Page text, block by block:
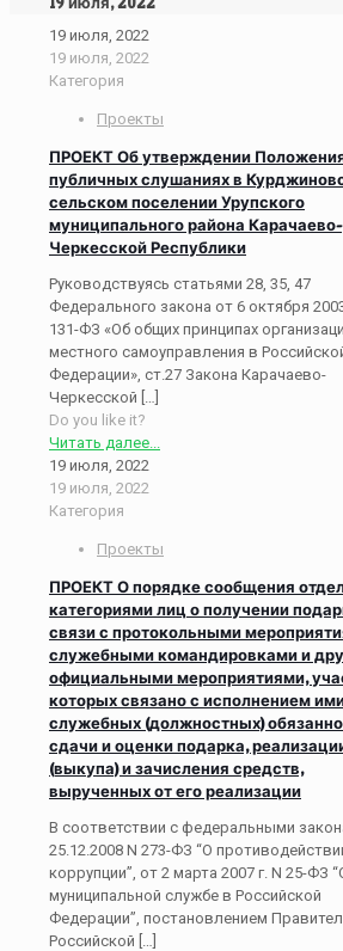
19 июля, 2022
19 июля, 2022
Категория
Проекты
ПРОЕКТ Об утверждении
публичных слушаниях в
сельском поселении Урупского
муниципального района Карачаево-
Черкесской Республики
Руководствуясь статьями 28, 35, 47
Федерального закона от 6 октября
131-ФЗ «Об общих принципах
местного самоуправления в
Федерации», ст.27 Закона Карачаево-
Черкесской […]
Do you like it?
Читать далее...
19 июля, 2022
19 июля, 2022
Категория
Проекты
ПРОЕКТ О порядке сообщения
категориями лиц о получении
связи с протокольными
служебными командировками и
официальными мероприятиями,
которых связано с исполнением
служебных (должностных)
сдачи и оценки подарка,
(выкупа) и зачисления средств,
вырученных от его реализации
В соответствии с федеральными
25.12.2008 N 273-ФЗ “О
коррупции”, от 2 марта 2007 г. N 25-ФЗ
муниципальной службе в Российской
Федерации”, постановлением
Российской